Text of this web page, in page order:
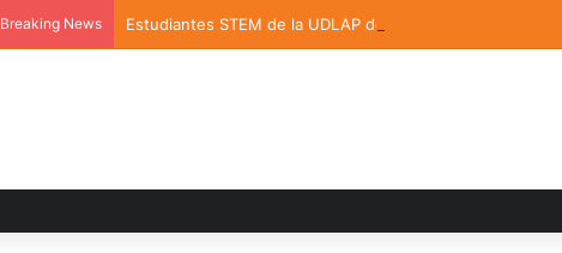
Breaking News Estudiantes STEM de la UDLAP destacan en el MUTVI